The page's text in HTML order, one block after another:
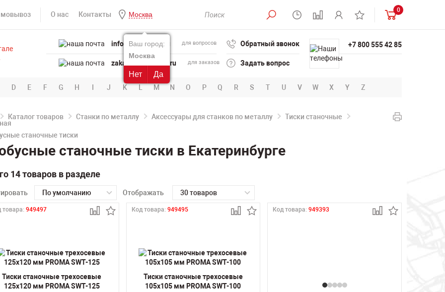
О нас Контакты Москва
Ваш город:
Москва
Нет Да
0
info@powertool.ru для вопросов
zakaz@powertool.ru для заказов
Обратный звонок
Задать вопрос
+7 800 555 42 85
D E F G H I J K L M N O P Q R S T U V W X Y Z
Каталог товаров Станки по металлу Аксессуары для станков по металлу Тиски станочные
станочные тиски
станочные тиски в Екатеринбурге
14 товаров в разделе
По умолчанию Отображать 30 товаров
товара: 949497
Тиски станочные трехосевые
125х120 мм PROMA SWT-125
Код товара: 949495
Тиски станочные трехосевые
105х105 мм PROMA SWT-100
Код товара:949393